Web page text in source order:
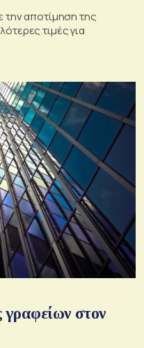
την αποτίμηση της
τιμές για
γραφείων στον